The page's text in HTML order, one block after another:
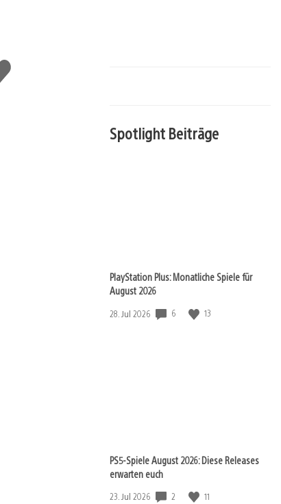
Spotlight Beiträge
PlayStation Plus: Monatliche Spiele für
August 2026
Veröffentlichungsdatum:
28. Jul 2026 6 13
PS5-Spiele August 2026: Diese Releases
erwarten euch
Veröffentlichungsdatum:
23. Jul 2026 2 11